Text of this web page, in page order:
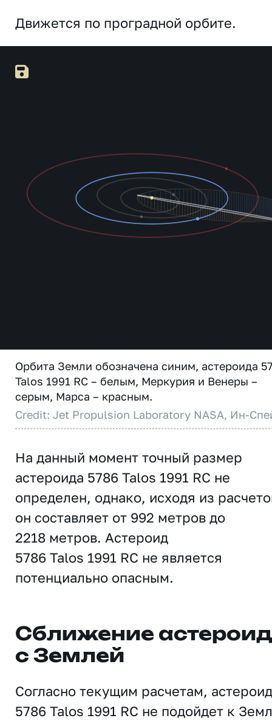
Движется по проградной орбите.
Орбита Земли обозначена синим, астероида
Talos 1991 RC – белым, Меркурия и Венеры –
серым, Марса – красным.
Credit: Jet Propulsion Laboratory NASA, Ин-
На данный момент точный размер
астероида 5786 Talos 1991 RC не
определен, однако, исходя из
он составляет от 992 метров до
2218 метров. Астероид
5786 Talos 1991 RC не является
потенциально опасным.
Сближение
с Землей
Согласно текущим расчетам, астероид
5786 Talos 1991 RC не подойдет к